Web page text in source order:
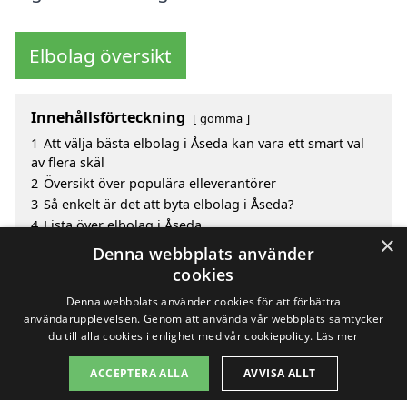
Elbolag översikt
Innehållsförteckning gömma
1 Att välja bästa elbolag i Åseda kan vara ett smart val
av flera skäl
2 Översikt över populära elleverantörer
3 Så enkelt är det att byta elbolag i Åseda?
4 Lista över elbolag i Åseda
Innan du byter elbolag i Åseda – det här bör du veta
Sök efter en skicklig bästa elbolag i de omgivande
Copyright 2026 - Pilanto Aps
×
Denna webbplats använder
cookies
Denna webbplats använder cookies för att förbättra
användarupplevelsen. Genom att använda vår webbplats samtycker
du till alla cookies i enlighet med vår cookiepolicy. Läs mer
ACCEPTERA ALLA AVVISA ALLT